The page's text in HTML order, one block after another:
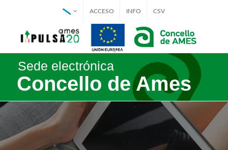
ACCESO INFO CSV
Sede electrónica
Concello de Ames